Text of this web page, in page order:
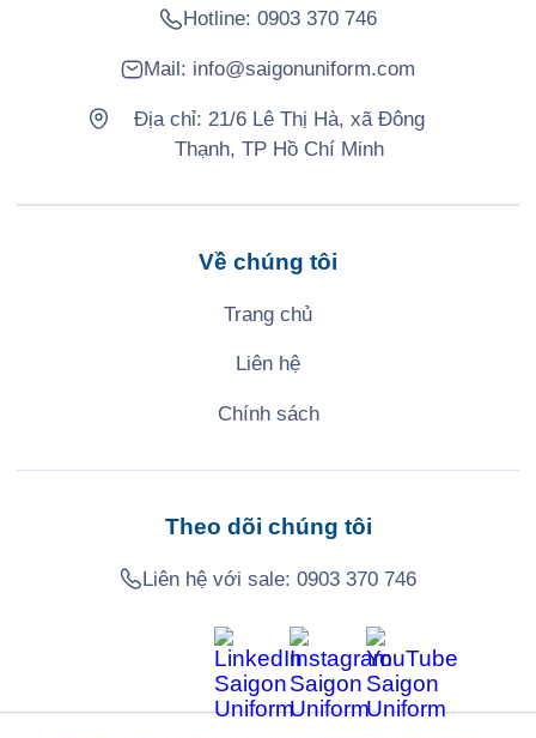
Hotline: 0903 370 746
Mail: info@saigonuniform.com
Địa chỉ: 21/6 Lê Thị Hà, xã Đông
Thạnh, TP Hồ Chí Minh
Về chúng tôi
Trang chủ
Liên hệ
Chính sách
Theo dõi chúng tôi
Liên hệ với sale:0903 370 746